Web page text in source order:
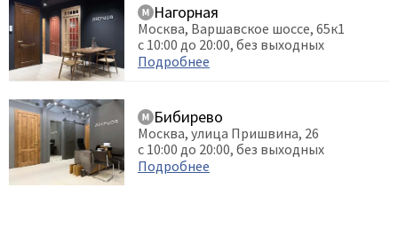
Нагорная
Москва, Варшавское шоссе, 65к1
с 10:00 до 20:00, без выходных
Подробнее
Бибирево
Москва, улица Пришвина, 26
с 10:00 до 20:00, без выходных
Подробнее